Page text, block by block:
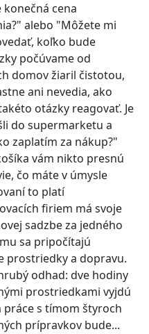
konečná cena
alebo "Môžete mi
koľko bude
počúvame od
domov žiaril čistotou,
ani nevedia, ako
otázky reagovať. Je
do supermarketu a
zaplatím za nákup?"
vám nikto presnú
čo máte v úmysle
to platí
firiem má svoje
sadzbe za jedného
sa pripočítajú
prostriedky a dopravu.
odhad: dve hodiny
prostriedkami vyjdú
s tímom štyroch
prípravkov bude...